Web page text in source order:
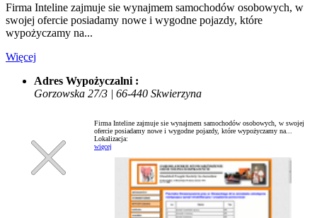
Firma Inteline zajmuje sie wynajmem samochodów osobowych, w
swojej ofercie posiadamy nowe i wygodne pojazdy, które
wypożyczamy na...
Więcej
Adres Wypożyczalni :
Gorzowska 27/3 | 66-440 Skwierzyna
Firma Inteline zajmuje sie wynajmem samochodów osobowych, w swojej
ofercie posiadamy nowe i wygodne pojazdy, które wypożyczamy na...
Lokalizacja:
więcej